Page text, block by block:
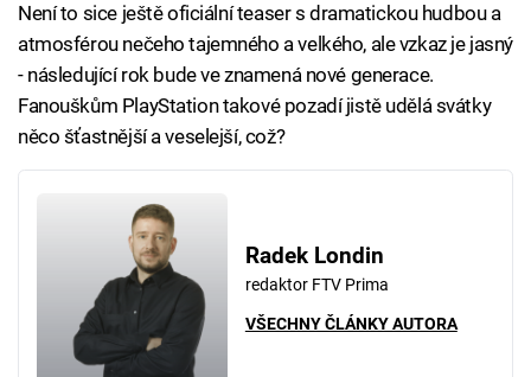
Není to sice ještě oficiální teaser s dramatickou hudbou a
atmosférou nečeho tajemného a velkého, ale vzkaz je jasný
- následující rok bude ve znamená nové generace.
Fanouškům PlayStation takové pozadí jistě udělá svátky
něco šťastnější a veselejší, což?
Radek Londin
redaktor FTV Prima
VŠECHNY ČLÁNKY AUTORA